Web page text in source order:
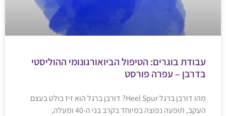
עבודת בוגרים: הטיפול הביואורגונומי ההוליסטי
בדרבן – עפרה פורסט
מהו דורבן ברגל Heel Spur? דורבן ברגל הוא זיז בולט בעצם
העקב, תופעה נפוצה במיוחד בקרב בני ה-40 ומעלה,